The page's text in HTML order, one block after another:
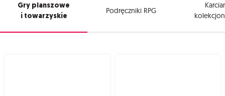
Gry planszowe
i towarzyskie
Podręczniki RPG